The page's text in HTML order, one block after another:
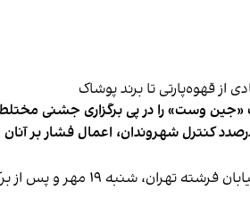
«جین وست» را در پی برگزاری جشنی
کنترل شهروندان، اعمال فشار بر